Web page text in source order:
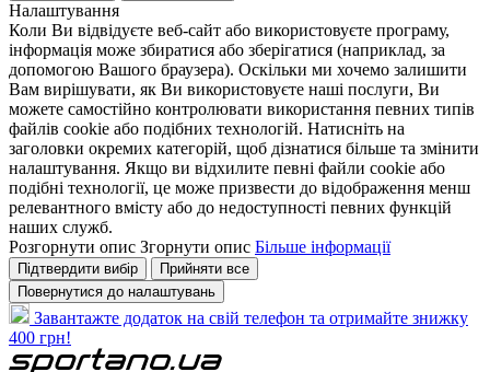
Налаштування
Коли Ви відвідуєте веб-сайт або використовуєте програму,
інформація може збиратися або зберігатися (наприклад, за
допомогою Вашого браузера). Оскільки ми хочемо залишити
Вам вирішувати, як Ви використовуєте наші послуги, Ви
можете самостійно контролювати використання певних типів
файлів cookie або подібних технологій. Натисніть на
заголовки окремих категорій, щоб дізнатися більше та змінити
налаштування. Якщо ви відхилите певні файли cookie або
подібні технології, це може призвести до відображення менш
релевантного вмісту або до недоступності певних функцій
наших служб.
Розгорнути опис Згорнути опис Більше інформації
Підтвердити вибір
Прийняти все
Повернутися до налаштувань
Завантажте додаток на свій телефон та отримайте знижку
400 грн!